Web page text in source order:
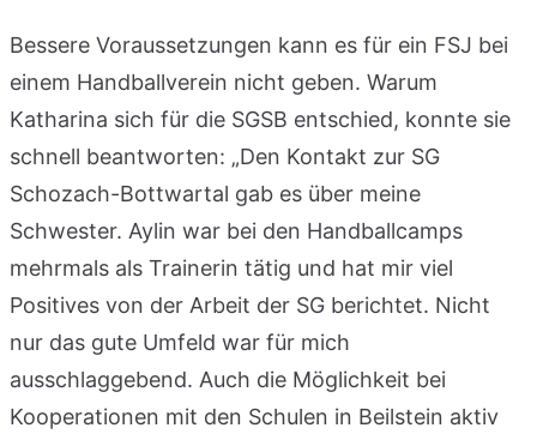
Bessere Voraussetzungen kann es für ein FSJ bei
einem Handballverein nicht geben. Warum
Katharina sich für die SGSB entschied, konnte sie
schnell beantworten: „Den Kontakt zur SG
Schozach-Bottwartal gab es über meine
Schwester. Aylin war bei den Handballcamps
mehrmals als Trainerin tätig und hat mir viel
Positives von der Arbeit der SG berichtet. Nicht
nur das gute Umfeld war für mich
ausschlaggebend. Auch die Möglichkeit bei
Kooperationen mit den Schulen in Beilstein aktiv